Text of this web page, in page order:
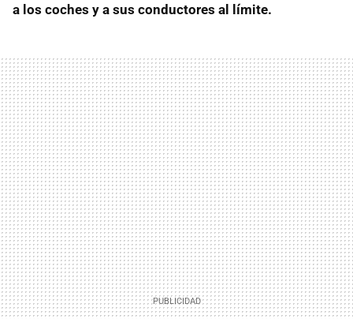
a los coches y a sus conductores al límite.